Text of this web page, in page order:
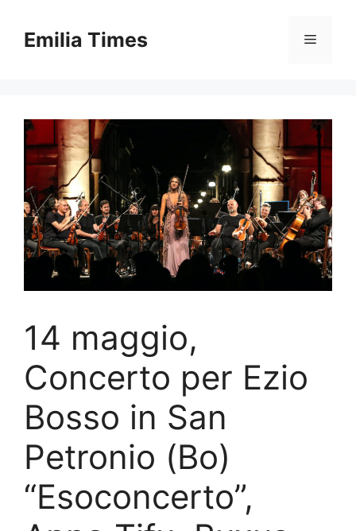
contentEmilia Times Menu
14 maggio,
Concerto per Ezio
Bosso in San
Petronio (Bo)
“Esoconcerto”,